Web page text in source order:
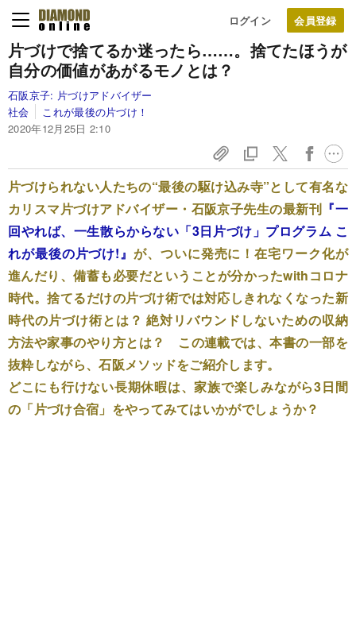
ログイン
片づけで捨てるか迷ったら……。 捨てたほうが
自分の価値があがるモノとは？
石阪京子: 片づけアドバイザー
社会
これが最後の片づけ！
2020年12月25日 2:10
片づけられない人たちの“最後の駆け込み寺”として有名な
カリスマ片づけアドバイザー・石阪京子先生の最新刊 『一
回やれば、一生散らからない「3日片づけ」プログラム こ
れが最後の片づけ!』が、ついに発売に！在宅ワーク化が
進んだり、備蓄も必要だということが分かったwithコロナ
時代。捨てるだけの片づけ術では対応しきれなくなった新
時代の片づけ術とは？ 絶対リバウンドしないための収納
方法や家事のやり方とは？ この連載では、本書の一部を
抜粋しながら、石阪メソッドをご紹介します。
どこにも行けない長期休暇は、家族で楽しみながら3日間
の「片づけ合宿」をやってみてはいかがでしょうか？